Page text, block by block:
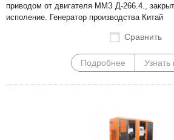
приводом от двигателя ММЗ Д-266.4.,
исполение. Генератор производства Китай
Сравнить
Подробнее Узнать